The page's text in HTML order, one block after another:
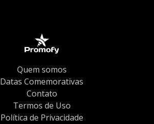
Quem somos
Datas Comemorativas
Contato
Termos de Uso
Política de Privacidade